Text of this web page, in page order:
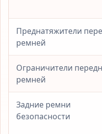
Преднатяжители
ремней
Ограничители
ремней
Задние ремни
безопасности